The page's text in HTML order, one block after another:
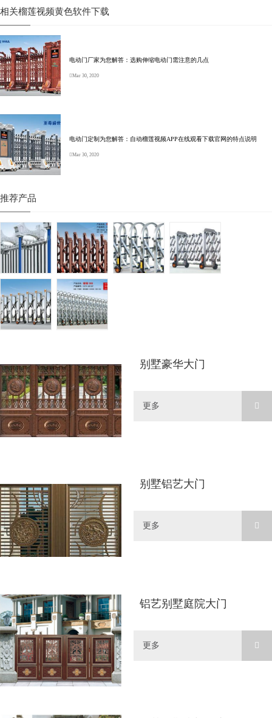
别墅豪华大门
更多
别墅铝艺大门
更多
铝艺别墅庭院大门
更多
相关榴莲视频黄色软件下载
电动门厂家为您解答：选购伸缩电动门需注意的几点
Mar 30, 2020
电动门定制为您解答：自动榴莲视频APP在线观看下载官网的特点说明
Mar 30, 2020
推荐产品